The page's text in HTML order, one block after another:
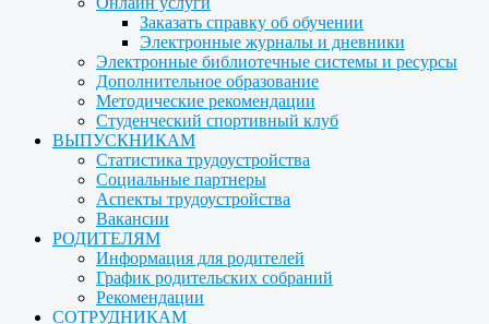
Заказать справку об обучении
Электронные журналы и дневники
Электронные библиотечные системы и ресурсы
Дополнительное образование
Методические рекомендации
Студенческий спортивный клуб
ВЫПУСКНИКАМ
Статистика трудоустройства
Социальные партнеры
Аспекты трудоустройства
Вакансии
РОДИТЕЛЯМ
Информация для родителей
График родительских собраний
Рекомендации
СОТРУДНИКАМ